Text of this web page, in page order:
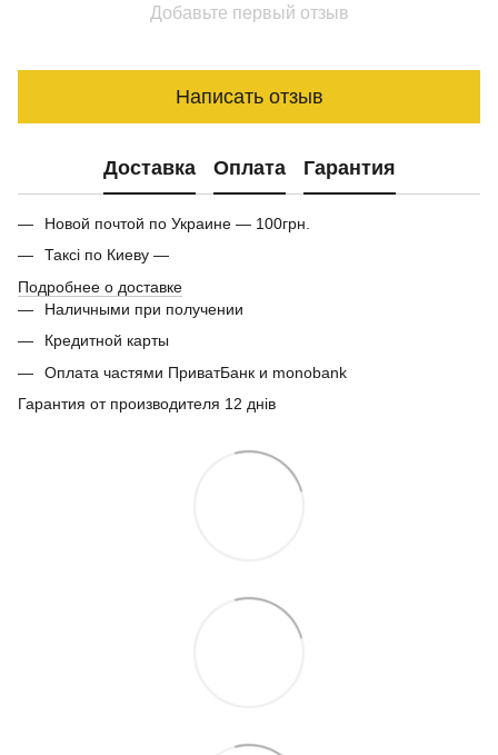
Добавьте первый отзыв
Написать отзыв
Доставка Оплата Гарантия
Новой почтой по Украине — 100грн.
Таксі по Киеву —
Подробнее о доставке
Наличными при получении
Кредитной карты
Оплата частями ПриватБанк и monobank
Гарантия от производителя 12 днів